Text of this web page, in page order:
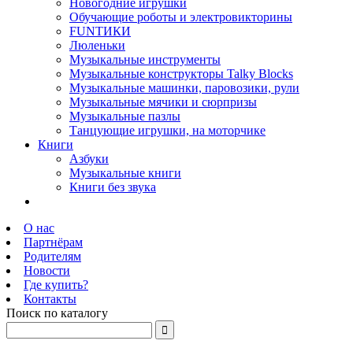
Обучающие роботы и электровикторины
FUNТИКИ
Люленьки
Музыкальные инструменты
Музыкальные конструкторы Talky Blocks
Музыкальные машинки, паровозики, рули
Музыкальные мячики и сюрпризы
Музыкальные пазлы
Танцующие игрушки, на моторчике
Книги
Азбуки
Музыкальные книги
Книги без звука
О нас
Партнёрам
Родителям
Новости
Где купить?
Контакты
Поиск по каталогу